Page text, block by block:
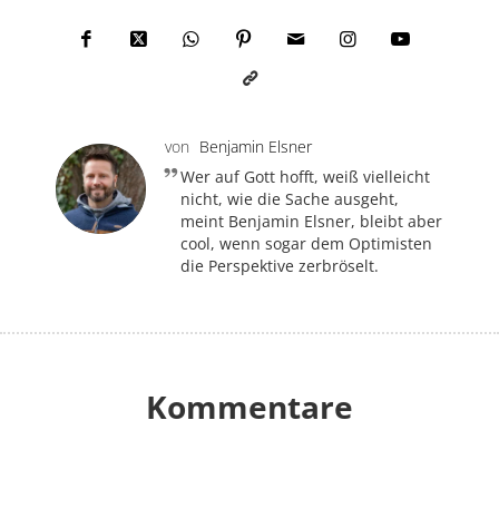
von Benjamin Elsner
Wer auf Gott hofft, weiß vielleicht
nicht, wie die Sache ausgeht,
meint Benjamin Elsner, bleibt aber
cool, wenn sogar dem Optimisten
die Perspektive zerbröselt.
Kommentare